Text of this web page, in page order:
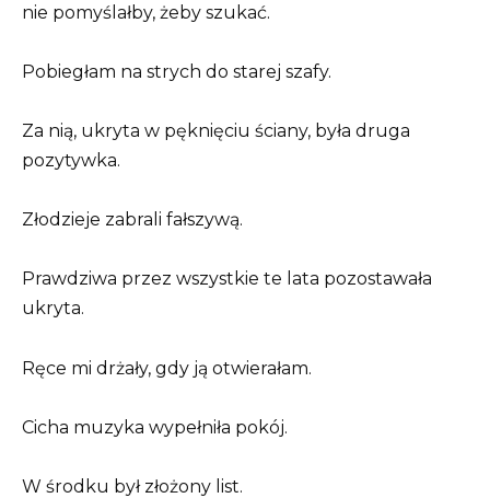
nie pomyślałby, żeby szukać.
Pobiegłam na strych do starej szafy.
Za nią, ukryta w pęknięciu ściany, była druga
pozytywka.
Złodzieje zabrali fałszywą.
Prawdziwa przez wszystkie te lata pozostawała
ukryta.
Ręce mi drżały, gdy ją otwierałam.
Cicha muzyka wypełniła pokój.
W środku był złożony list.